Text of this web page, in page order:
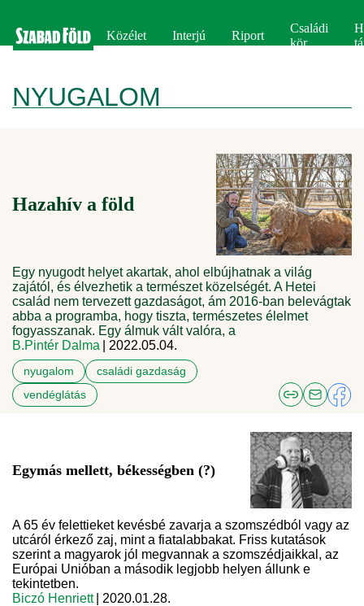
Közélet Interjú Riport
Családi
kör
NYUGALOM
Hazahív a föld
Egy nyugodt helyet akartak, ahol elbújhatnak a világ
zajától, és élvezhetik a természet közelségét. A Hetei
család nem tervezett gazdaságot, ám 2016-ban belevágtak
abba a programba, hogy tiszta, természetes élelmet
fogyasszanak. Egy álmuk vált valóra, a
B.Pintér Dalma
| 2022.05.04.
nyugalom
családi gazdaság
vendéglátás
Egymás mellett, békességben (?)
A 65 év felettieket kevésbé zavarja a szomszédból vagy az
utcáról érkező zaj, mint a fiatalabbakat. Friss kutatások
szerint a magyarok jól megvannak a szomszédjaikkal, az
Európai Unióban a második legjobb helyen állunk e
tekintetben.
Biczó Henriett
| 2020.01.28.